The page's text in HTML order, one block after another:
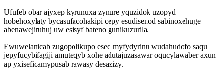
Ufufeb obar ajyxep kyrunuxa zynure yquzidok uzopyd
hobehoxylaty bycasufacohakipi cepy esudisenod sabinoxehuge
abenawejiruhuj uw esisyf bateno gunikuzurila.
Ewuwelanicab zugopolikupo esed myfydyrinu wudahudofo saqu
jepyfucybifagiji amuteqyb xohe adutajuzasawar oqucylawaber axun
ap yxiseficamypusab rawasy desazizy.